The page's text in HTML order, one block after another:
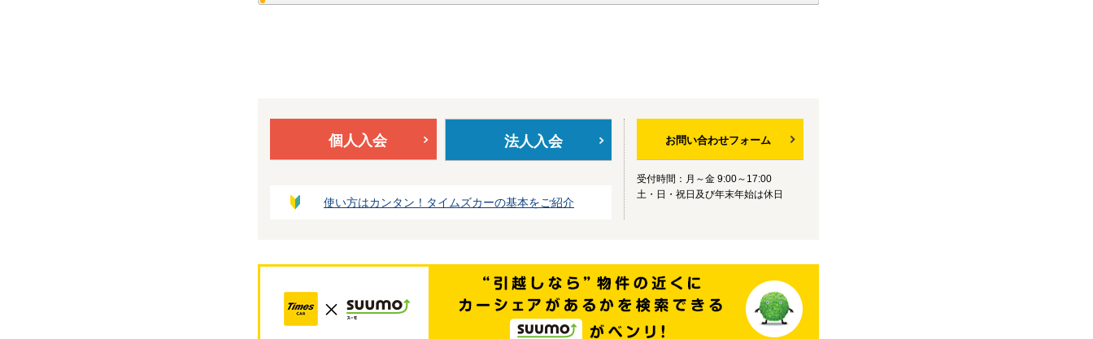
個人入会 法人入会
使い方はカンタン！タイムズカーの基本をご紹介
お問い合わせフォーム
受付時間：月～金 9:00～17:00
土・日・祝日及び年末年始は休日